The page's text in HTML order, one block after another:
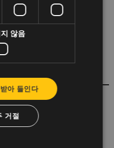
는 광고, 스팸 또는 불공정
니다.
의 이미지 및 커뮤니케이션
의 권리 및 의
않음
아 들인다
거절